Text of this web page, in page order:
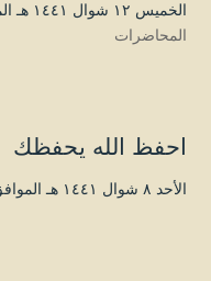
الخميس ۱۲ شوال ۱٤٤۱ هـ الموافق ٤ يونيو ۲۰۲۰ مـ |
المحاضرات
احفظ الله يحفظك
الأحد ۸ شوال ۱٤٤۱ هـ الموافق ۳۱ مايو ۲۰۲۰ مـ |